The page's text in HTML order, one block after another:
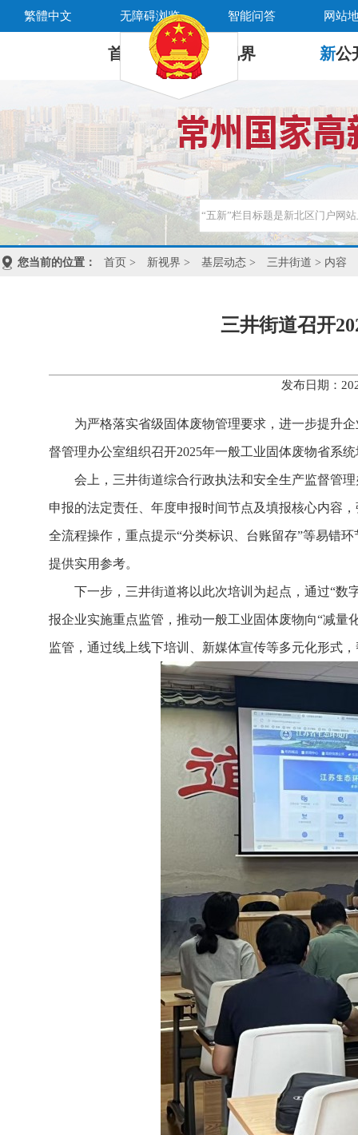
繁體中文 无障碍浏览 智能问答 网站
首 页 新 视界 新公
您当前的位置： 首页 > 新视界 > 基层动态 > 三井街道 > 内容
三井街道召开
发布日期：
为严格落实省级固体废物管理要求，进一步提升
督管理办公室组织召开2025年一般工业固体废物省系
会上，三井街道综合行政执法和安全生产监督管
申报的法定责任、年度申报时间节点及填报核心内容
全流程操作，重点提示“分类标识、台账留存”等易错
提供实用参考。
下一步，三井街道将以此次培训为起点，通过“数
报企业实施重点监管，推动一般工业固体废物向“减
监管，通过线上线下培训、新媒体宣传等多元化形式